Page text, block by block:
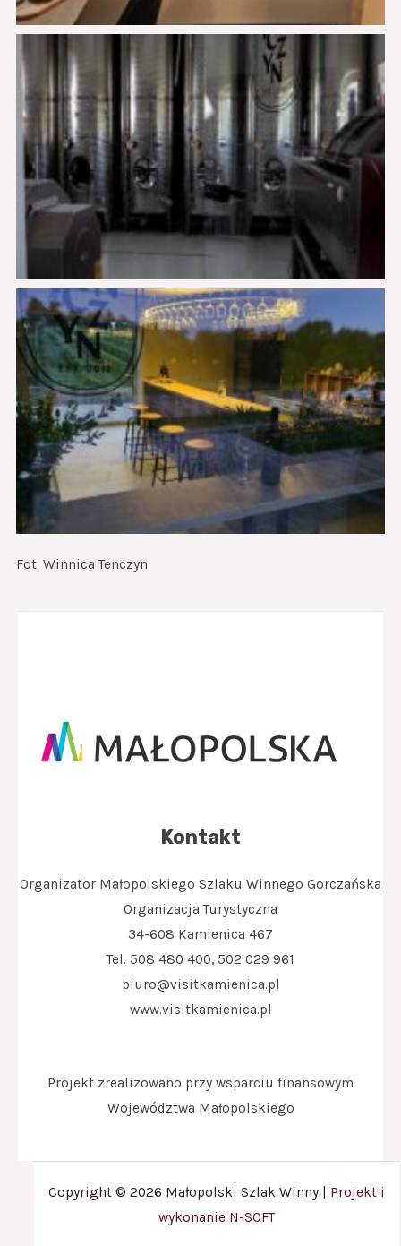
Fot. Winnica Tenczyn
Kontakt
Organizator Małopolskiego Szlaku Winnego Gorczańska
Organizacja Turystyczna
34-608 Kamienica 467
Tel. 508 480 400, 502 029 961
biuro@visitkamienica.pl
www.visitkamienica.pl
Projekt zrealizowano przy wsparciu finansowym
Województwa Małopolskiego
Copyright © 2026 Małopolski Szlak Winny | Projekt i
wykonanie N-SOFT